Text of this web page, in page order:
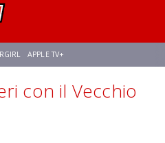
APPLE TV+
TREK AVENGERS: DOOMSDAY
con il Vecchio